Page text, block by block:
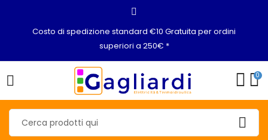
Costo di spedizione standard €10 Gratuita per ordini
superiori a 250€ *
0